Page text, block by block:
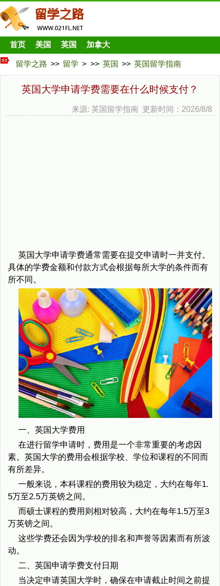
首页 美国 英国 加拿大
留学之路 >> 留学 > >> 英国 >> 英国留学指南
英国大学申请学费需要在什么时候支付？
来源: 英国留学指南 更新时间：2026/8/8
英国大学申请学费通常需要在提交申请时一并支付。
具体的学费金额和付款方式会根据每所大学的条件而有
所不同。
一、英国大学费用
在进行留学申请时，费用是一个非常重要的考虑因
素。英国大学的费用会根据学校、学位和课程的不同而
有所差异。
一般来说，本科课程的费用较为稳定，大约在每年1.
5万至2.5万英镑之间。
而硕士课程的费用则相对较高，大约在每年1.5万至3
万英镑之间。
这些学费还会因为学校的排名和声誉等因素而有所波
动。
二、英国申请学费支付日期
当决定申请英国大学时，确保在申请截止时间之前提